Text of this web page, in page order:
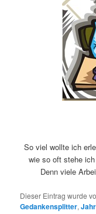
So viel wollte ich
wie so oft stehe
Denn viele
Dieser Eintrag wurde
Gedankensplitter,